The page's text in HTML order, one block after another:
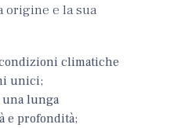
origine e la sua
climatiche
unici;
una lunga
e profondità;